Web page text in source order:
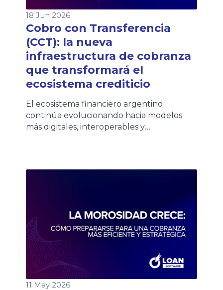
18 Jun 2026
Cobro con Transferencia
(CCT): la nueva
infraestructura de cobranza
que transformará el
ecosistema crediticio
El ecosistema financiero argentino
continúa evolucionando hacia modelos
más digitales, interoperables y
(CCT), una iniciativa impulsada por la
producción está prevista para […]
11 May 2026